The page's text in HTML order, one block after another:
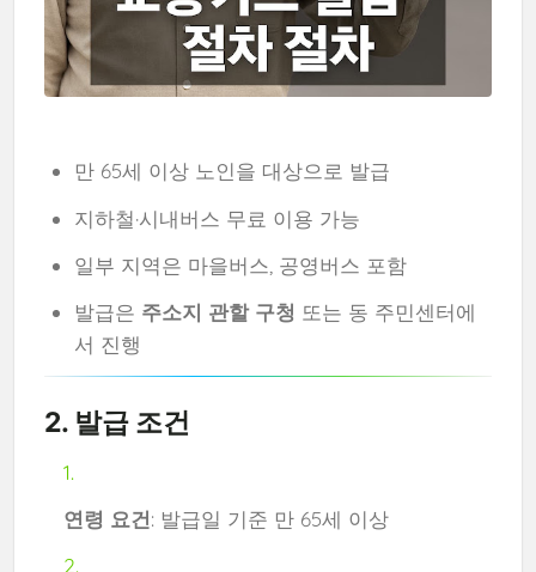
만 65세 이상 노인을 대상으로 발급
지하철·시내버스 무료 이용 가능
일부 지역은 마을버스, 공영버스 포함
발급은 주소지 관할 구청 또는 동 주민센터에
서 진행
2. 발급 조건
연령 요건: 발급일 기준 만 65세 이상